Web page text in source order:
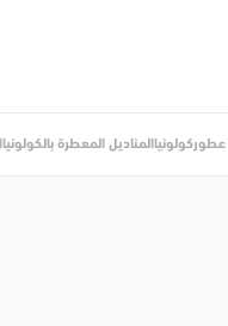
عطوركولونيا المناديل المعطرة بالكولونيا